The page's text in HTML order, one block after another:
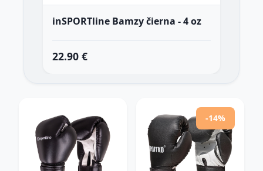
inSPORTline Bamzy čierna - 4 oz
22.90 €
-14%